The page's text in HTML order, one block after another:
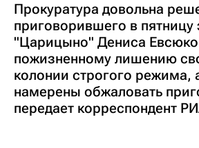
Прокуратура довольна
приговорившего в пятницу
"Царицыно" Дениса
пожизненному лишению
колонии строгого режима,
намерены обжаловать
передает корреспондент